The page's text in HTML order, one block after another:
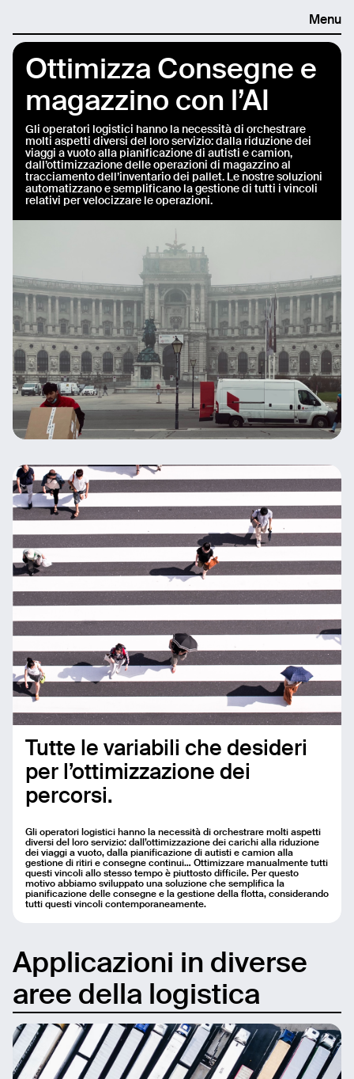
Menu
Ottimizza Consegne e
magazzino con l’AI
Gli operatori logistici hanno la necessità di orchestrare
molti aspetti diversi del loro servizio: dalla riduzione dei
viaggi a vuoto alla pianificazione di autisti e camion,
dall’ottimizzazione delle operazioni di magazzino al
tracciamento dell’inventario dei pallet. Le nostre soluzioni
automatizzano e semplificano la gestione di tutti i vincoli
relativi per velocizzare le operazioni.
Tutte le variabili che desideri
per l’ottimizzazione dei
percorsi.
Gli operatori logistici hanno la necessità di orchestrare molti aspetti
diversi del loro servizio: dall’ottimizzazione dei carichi alla riduzione
dei viaggi a vuoto, dalla pianificazione di autisti e camion alla
gestione di ritiri e consegne continui… Ottimizzare manualmente tutti
questi vincoli allo stesso tempo è piuttosto difficile. Per questo
motivo abbiamo sviluppato una soluzione che semplifica la
pianificazione delle consegne e la gestione della flotta, considerando
tutti questi vincoli contemporaneamente.
Applicazioni in diverse
aree della logistica